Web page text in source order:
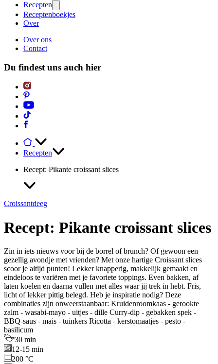
Recepten
Receptenboekjes
Over
Over ons
Contact
Du findest uns auch hier
Recepten
Recept: Pikante croissant slices
Croissantdeeg
Recept: Pikante croissant slices
Zin in iets nieuws voor bij de borrel of brunch? Of gewoon een
gezellig avondje met vrienden? Met onze hartige Croissant slices
scoor je altijd punten! Lekker knapperig, makkelijk gemaakt en
eindeloos te variëren met je favoriete toppings. Even bakken, af
laten koelen en daarna vullen met alles waar jij trek in hebt. Fris,
licht of lekker pittig belegd. Heb je inspiratie nodig? Deze
combinaties zijn onweerstaanbaar: Kruidenroomkaas - gerookte
zalm - wasabi-mayo - uitjes - dille Curry-dip - gebakken spek -
BBQ-saus - mais - tuinkers Ricotta - kerstomaatjes - pesto -
basilicum
30 min
12-15 min
200 °C